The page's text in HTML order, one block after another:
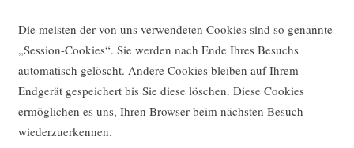
Die meisten der von uns verwendeten Cookies sind so genannte
„Session-Cookies“. Sie werden nach Ende Ihres Besuchs
automatisch gelöscht. Andere Cookies bleiben auf Ihrem
Endgerät gespeichert bis Sie diese löschen. Diese Cookies
ermöglichen es uns, Ihren Browser beim nächsten Besuch
wiederzuerkennen.